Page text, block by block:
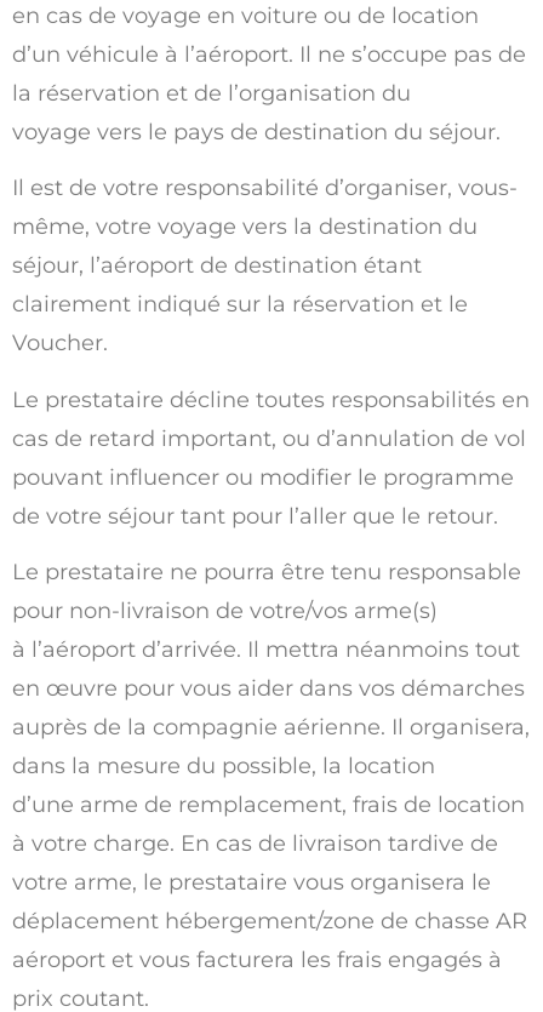
en cas de voyage en voiture ou de location
d’un véhicule à l’aéroport. Il ne s’occupe pas de
la réservation et de l’organisation du
voyage vers le pays de destination du séjour.
Il est de votre responsabilité d’organiser, vous-
même, votre voyage vers la destination du
séjour, l’aéroport de destination étant
clairement indiqué sur la réservation et le
Voucher.
Le prestataire décline toutes responsabilités en
cas de retard important, ou d’annulation de vol
pouvant influencer ou modifier le programme
de votre séjour tant pour l’aller que le retour.
Le prestataire ne pourra être tenu responsable
pour non-livraison de votre/vos arme(s)
à l’aéroport d’arrivée. Il mettra néanmoins tout
en œuvre pour vous aider dans vos démarches
auprès de la compagnie aérienne. Il organisera,
dans la mesure du possible, la location
d’une arme de remplacement, frais de location
à votre charge. En cas de livraison tardive de
votre arme, le prestataire vous organisera le
déplacement hébergement/zone de chasse AR
aéroport et vous facturera les frais engagés à
prix coutant.